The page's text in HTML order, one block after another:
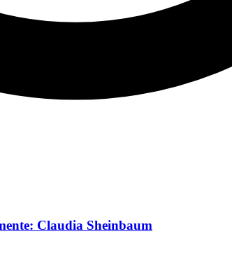
Claudia Sheinbaum